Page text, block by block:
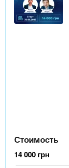
Стоимость
14 000 грн